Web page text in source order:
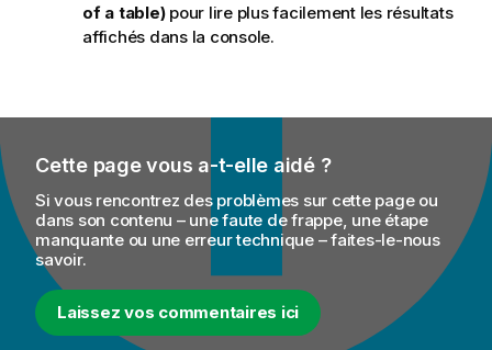
of a table)pour lire plus facilement les résultats
affichés dans la console.
Cette page vous a-t-elle aidé ?
Si vous rencontrez des problèmes sur cette page ou
dans son contenu – une faute de frappe, une étape
manquante ou une erreur technique – faites-le-nous
savoir.
Laissez vos commentaires ici